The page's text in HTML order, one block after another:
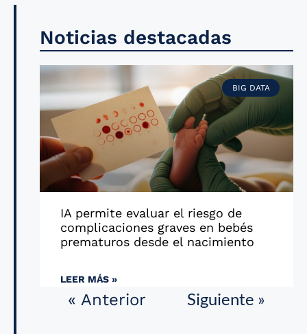
Noticias destacadas
BIG DATA
IA permite evaluar el riesgo de
complicaciones graves en bebés
prematuros desde el nacimiento
LEER MÁS »
« Anterior Siguiente »